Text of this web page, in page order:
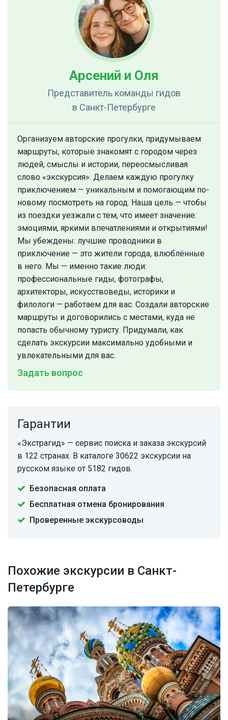
Арсений и Оля
Представитель команды гидов
в Санкт-Петербурге
Организуем авторские прогулки, придумываем
маршруты, которые знакомят с городом через
людей, смыслы и истории, переосмысливая
слово «экскурсия». Делаем каждую прогулку
приключением — уникальным и помогающим по-
новому посмотреть на город. Наша цель — чтобы
из поездки уезжали с тем, что имеет значение:
эмоциями, яркими впечатлениями и открытиями!
Мы убеждены: лучшие проводники в
приключение — это жители города, влюблённые
в него. Мы — именно такие люди:
профессиональные гиды, фотографы,
архитекторы, искусствоведы, историки и
филологи — работаем для вас. Создали авторские
маршруты и договорились с местами, куда не
попасть обычному туристу. Придумали, как
сделать экскурсии максимально удобными и
увлекательными для вас.
Задать вопрос
Гарантии
«Экстрагид» — сервис поиска и заказа экскурсий
в 122 странах. В каталоге 30622 экскурсии на
русском языке от 5182 гидов.
Безопасная оплата
Бесплатная отмена бронирования
Проверенные экскурсоводы
Похожие экскурсии в Санкт-
Петербурге